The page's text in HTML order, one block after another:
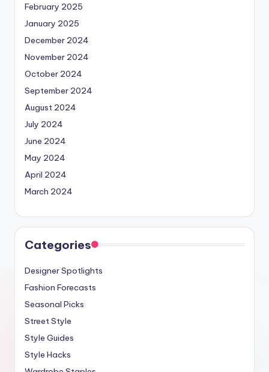
February 2025
January 2025
December 2024
November 2024
October 2024
September 2024
August 2024
July 2024
June 2024
May 2024
April 2024
March 2024
Categories
Designer Spotlights
Fashion Forecasts
Seasonal Picks
Street Style
Style Guides
Style Hacks